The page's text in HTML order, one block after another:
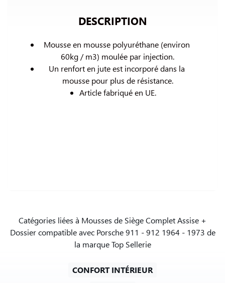
DESCRIPTION
Mousse en mousse polyuréthane (environ
60kg / m3) moulée par injection.
Un renfort en jute est incorporé dans la
mousse pour plus de résistance.
Article fabriqué en UE.
Catégories liées à Mousses de Siège Complet Assise +
Dossier compatible avec Porsche 911 - 912 1964 - 1973 de
la marque Top Sellerie
CONFORT INTÉRIEUR